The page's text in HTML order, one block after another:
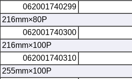
062001740299
216mm×80P
062001740300
216mm×100P
062001740310
255mm×100P